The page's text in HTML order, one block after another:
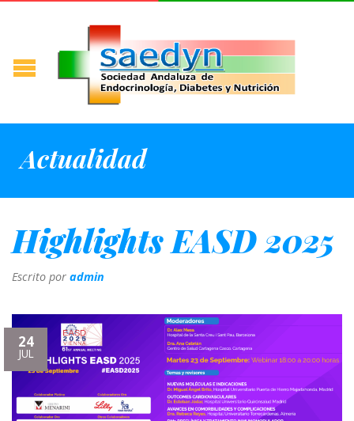
Actualidad
Highlights EASD 2025
Escrito por admin
24
JUL